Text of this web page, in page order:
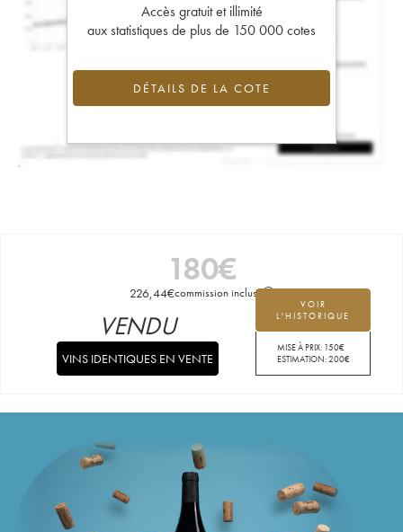
Accès gratuit et illimité
aux statistiques de plus de 150 000 cotes
DÉTAILS DE LA COTE
180€
226,44€commission incluse
VOIR
L'HISTORIQUE
MISE À PRIX: 150€
ESTIMATION:200€
VENDU
VINS IDENTIQUES EN VENTE